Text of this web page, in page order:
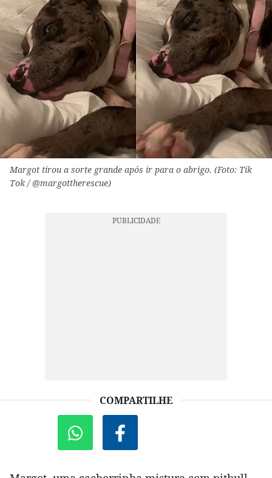
Margot tirou a sorte grande após ir para o abrigo. (Foto: Tik
Tok / @margottherescue)
COMPARTILHE